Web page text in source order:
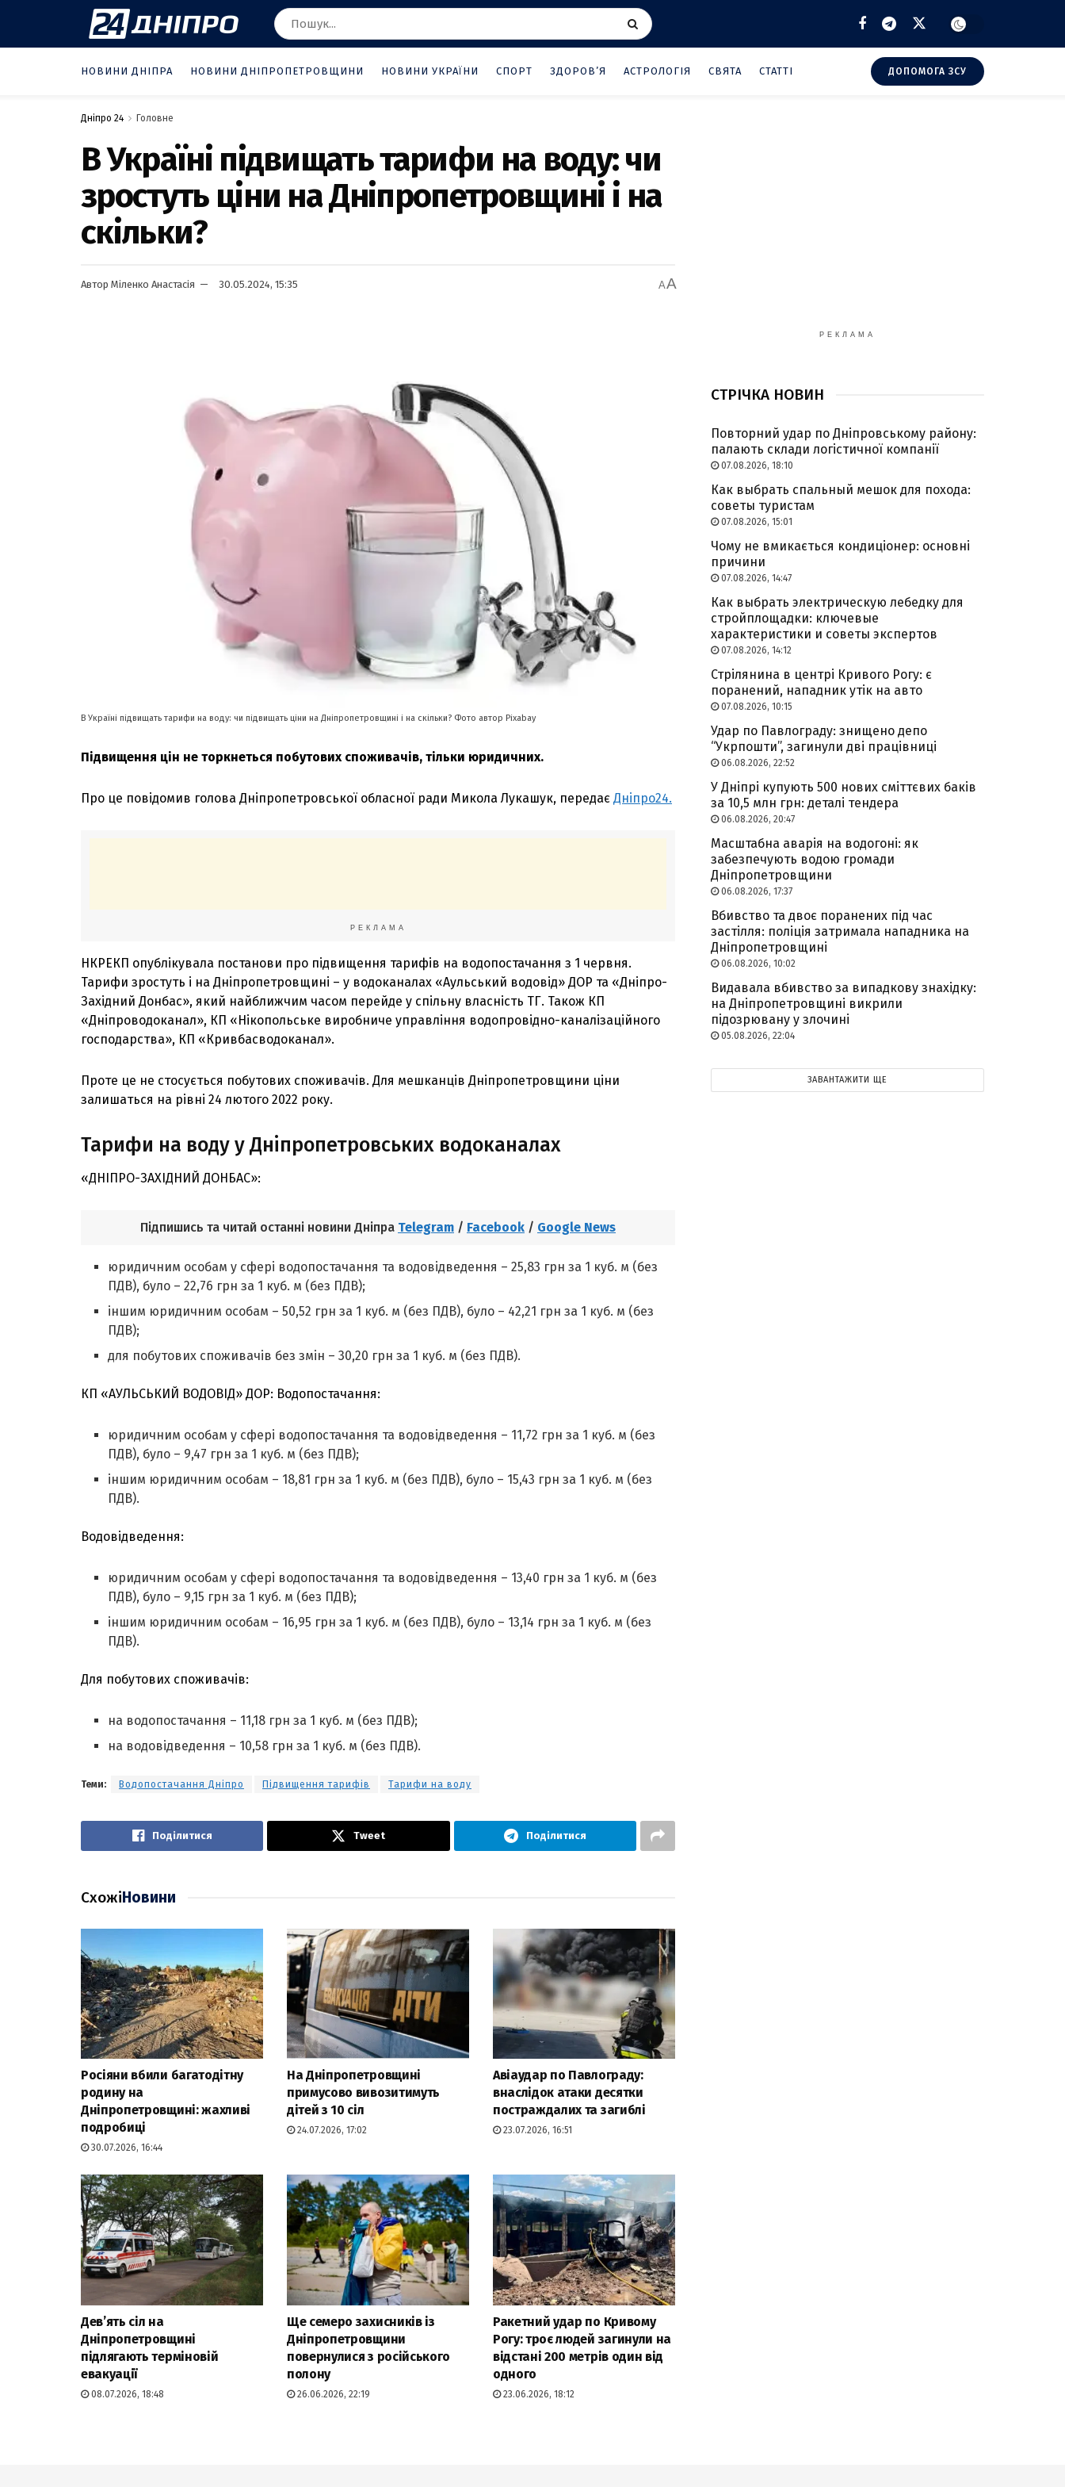
НОВИНИ ДНІПРА НОВИНИ ДНІПРОПЕТРОВЩИНИ НОВИНИ УКРАЇНИ СПОРТ ЗДОРОВ’Я АСТРОЛОГІЯ СВЯТА СТАТТІ ДОПОМОГА ЗСУ
Дніпро 24 Головне
В Україні підвищать тарифи на воду: чи
зростуть ціни на Дніпропетровщині і на
скільки?
Автор Міленко Анастасія 30.05.2024, 15:35 AA
В Україні підвищать тарифи на воду: чи підвищать ціни на Дніпропетровщині і на скільки? Фото автор Pixabay
Підвищення цін не торкнеться побутових споживачів, тільки юридичних.
Про це повідомив голова Дніпропетровської обласної ради Микола Лукашук, передає Дніпро24.
РЕКЛАМА
НКРЕКП опублікувала постанови про підвищення тарифів на водопостачання з 1 червня.
Тарифи зростуть і на Дніпропетровщині – у водоканалах «Аульський водовід» ДОР та «Дніпро-
Західний Донбас», який найближчим часом перейде у спільну власність ТГ. Також КП
«Дніпроводоканал», КП «Нікопольське виробниче управління водопровідно-каналізаційного
господарства», КП «Кривбасводоканал».
Проте це не стосується побутових споживачів. Для мешканців Дніпропетровщини ціни
залишаться на рівні 24 лютого 2022 року.
Тарифи на воду у Дніпропетровських водоканалах
«ДНІПРО-ЗАХІДНИЙ ДОНБАС»:
Підпишись та читай останні новини Дніпра Telegram / Facebook / Google News
юридичним особам у сфері водопостачання та водовідведення – 25,83 грн за 1 куб. м (без
ПДВ), було – 22,76 грн за 1 куб. м (без ПДВ);
іншим юридичним особам – 50,52 грн за 1 куб. м (без ПДВ), було – 42,21 грн за 1 куб. м (без
ПДВ);
для побутових споживачів без змін – 30,20 грн за 1 куб. м (без ПДВ).
КП «АУЛЬСЬКИЙ ВОДОВІД» ДОР: Водопостачання:
юридичним особам у сфері водопостачання та водовідведення – 11,72 грн за 1 куб. м (без
ПДВ), було – 9,47 грн за 1 куб. м (без ПДВ);
іншим юридичним особам – 18,81 грн за 1 куб. м (без ПДВ), було – 15,43 грн за 1 куб. м (без
ПДВ).
Водовідведення:
юридичним особам у сфері водопостачання та водовідведення – 13,40 грн за 1 куб. м (без
ПДВ), було – 9,15 грн за 1 куб. м (без ПДВ);
іншим юридичним особам – 16,95 грн за 1 куб. м (без ПДВ), було – 13,14 грн за 1 куб. м (без
ПДВ).
Для побутових споживачів:
на водопостачання – 11,18 грн за 1 куб. м (без ПДВ);
на водовідведення – 10,58 грн за 1 куб. м (без ПДВ).
Теми: Водопостачання Дніпро Підвищення тарифів Тарифи на воду
Поділитися Tweet Поділитися
СхожіНовини
Росіяни вбили багатодітну
родину на
Дніпропетровщині: жахливі
подробиці
30.07.2026, 16:44
На Дніпропетровщині
примусово вивозитимуть
дітей з 10 сіл
24.07.2026, 17:02
Авіаудар по Павлограду:
внаслідок атаки десятки
постраждалих та загиблі
23.07.2026, 16:51
Дев’ять сіл на
Дніпропетровщині
підлягають терміновій
евакуації
08.07.2026, 18:48
Ще семеро захисників із
Дніпропетровщини
повернулися з російського
полону
26.06.2026, 22:19
Ракетний удар по Кривому
Рогу: троє людей загинули на
відстані 200 метрів один від
одного
23.06.2026, 18:12
РЕКЛАМА
СТРІЧКА НОВИН
Повторний удар по Дніпровському району:
палають склади логістичної компанії
07.08.2026, 18:10
Как выбрать спальный мешок для похода:
советы туристам
07.08.2026, 15:01
Чому не вмикається кондиціонер: основні
причини
07.08.2026, 14:47
Как выбрать электрическую лебедку для
стройплощадки: ключевые
характеристики и советы экспертов
07.08.2026, 14:12
Стрілянина в центрі Кривого Рогу: є
поранений, нападник утік на авто
07.08.2026, 10:15
Удар по Павлограду: знищено депо
“Укрпошти”, загинули дві працівниці
06.08.2026, 22:52
У Дніпрі купують 500 нових сміттєвих баків
за 10,5 млн грн: деталі тендера
06.08.2026, 20:47
Масштабна аварія на водогоні: як
забезпечують водою громади
Дніпропетровщини
06.08.2026, 17:37
Вбивство та двоє поранених під час
застілля: поліція затримала нападника на
Дніпропетровщині
06.08.2026, 10:02
Видавала вбивство за випадкову знахідку:
на Дніпропетровщині викрили
підозрювану у злочині
05.08.2026, 22:04
ЗАВАНТАЖИТИ ЩЕ